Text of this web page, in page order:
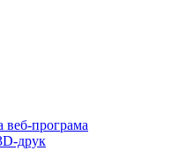
веб-програма
друк